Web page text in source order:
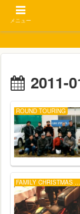
2011-
ROUND TOURING
メニュー